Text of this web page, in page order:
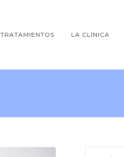
TRATAMIENTOS LA CLÍNICA